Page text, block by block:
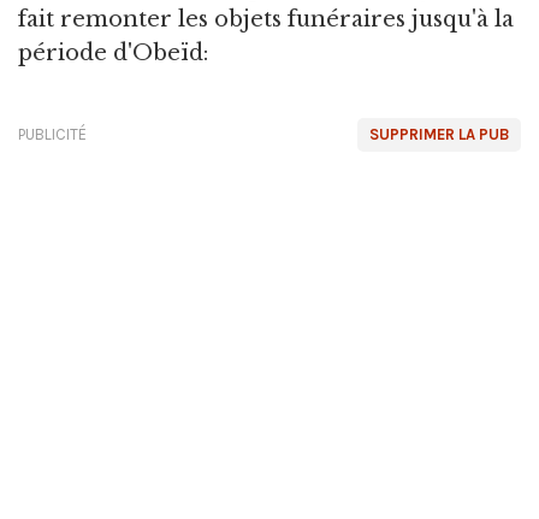
fait remonter les objets funéraires jusqu'à la
période d'Obeïd:
SUPPRIMER LA PUB
PUBLICITÉ